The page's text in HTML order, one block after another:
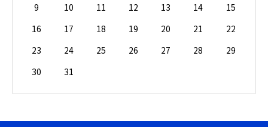
9
10 11 12 13 14
15
16
17 18 19 20 21
22
23
24 25 26 27 28
29
30
31